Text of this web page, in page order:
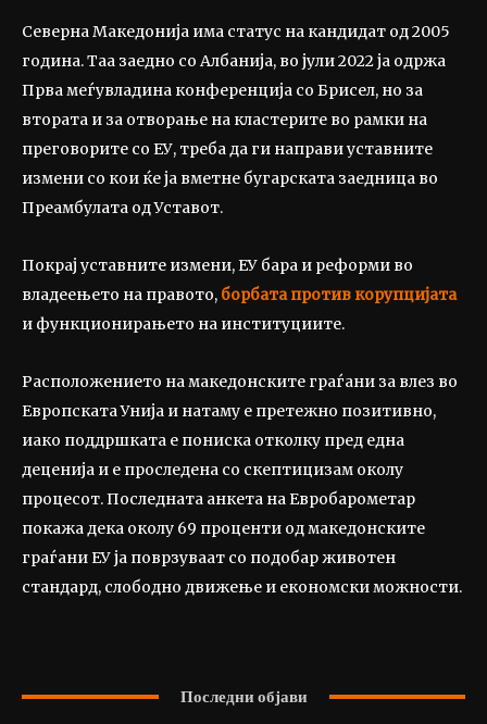
Северна Македонија има статус на кандидат од 2005
година. Таа заедно со Албанија, во јули 2022 ја одржа
Прва меѓувладина конференција со Брисел, но за
втората и за отворање на кластерите во рамки на
преговорите со ЕУ, треба да ги направи уставните
измени со кои ќе ја вметне бугарската заедница во
Преамбулата од Уставот.
Покрај уставните измени, ЕУ бара и реформи во
владеењето на правото, борбата против корупцијата
и функционирањето на институциите.
Расположението на македонските граѓани за влез во
Европската Унија и натаму е претежно позитивно,
иако поддршката е пониска отколку пред една
деценија и е проследена со скептицизам околу
процесот. Последната анкета на Евробарометар
покажа дека околу 69 проценти од македонските
граѓани ЕУ ја поврзуваат со подобар животен
стандард, слободно движење и економски можности.
Последни објави